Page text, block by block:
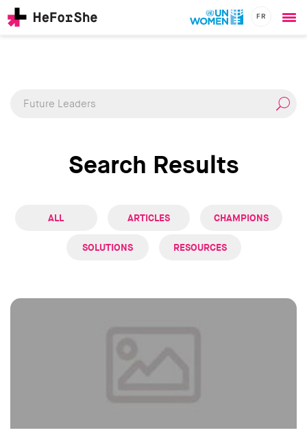
FR
JOIN US
Search Results
ALL ARTICLES CHAMPIONS
SOLUTIONS RESOURCES